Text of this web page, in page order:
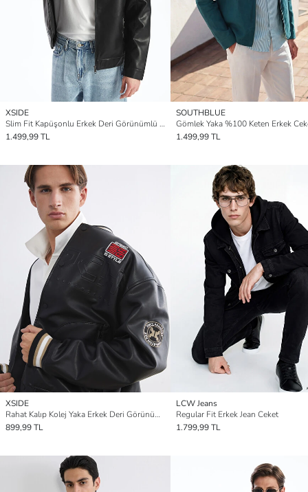
XSIDE
Slim Fit Kapüşonlu Erkek Deri Görünümlü Ceket
1.499,99 TL
SOUTHBLUE
Gömlek Yaka %100 Keten Erkek
1.499,99 TL
XSIDE
Rahat Kalıp Kolej Yaka Erkek Deri Görünümlü Ceket
899,99 TL
LCW Jeans
Regular Fit Erkek Jean Ceket
1.799,99 TL